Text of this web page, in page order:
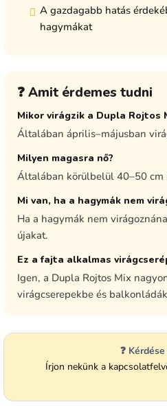
A gazdagabb hatás
hagymákat
❓ Amit érdemes tudni
Mikor virágzik a Dupla Rojtos
Általában április–májusban
Milyen magasra nő?
Általában körülbelül 40–50 cm
Mi van, ha a hagymák nem
Ha a hagymák nem
újakat.
Ez a fajta alkalmas
Igen, a Dupla Rojtos Mix
virágcserepekbe és
❓
Írjon nekünk a